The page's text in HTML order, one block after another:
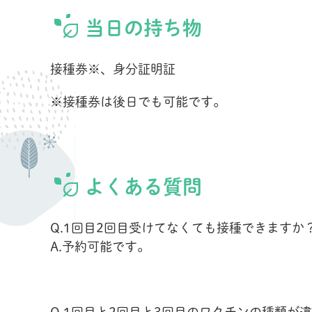
当日の持ち物
接種券※、身分証明証
※接種券は後日でも可能です。
よくある質問
Q.1回目2回目受けてなくても接種できますか
A.予約可能です。